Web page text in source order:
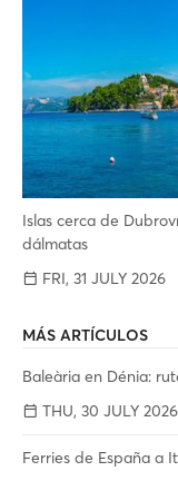
Islas cerca de
dálmatas
FRI, 31 JULY 2026
MÁS ARTÍCULOS
Baleària en Dénia:
THU, 30 JULY 2026
Ferries de España a